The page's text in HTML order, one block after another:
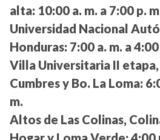
alta: 10:00 a. m. a 7:00 p.
Universidad Nacional
Honduras: 7:00 a. m. a
Villa Universitaria II
Cumbres y Bo. La Loma:
m.
Altos de Las Colinas,